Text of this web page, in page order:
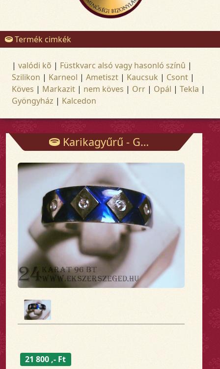
Termék cimkék
| valódi kõ | Füstkvarc alsó vagy hasonló színû |
Szilikon | Karneol | Ametiszt | Kaucsuk | Csont |
Köves | Markazit | nem köves | Orr | Opál | Tekla |
Gyöngyház | Kalcedon
Karikagyűrű - Gyűrűk - Arany és ezüst ékszerek
21 800 ,- Ft